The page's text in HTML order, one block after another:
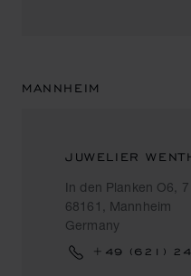
MANNHEIM
JUWELIER
In den Planken O6, 7
68161, Mannheim
Germany
+49 (621)